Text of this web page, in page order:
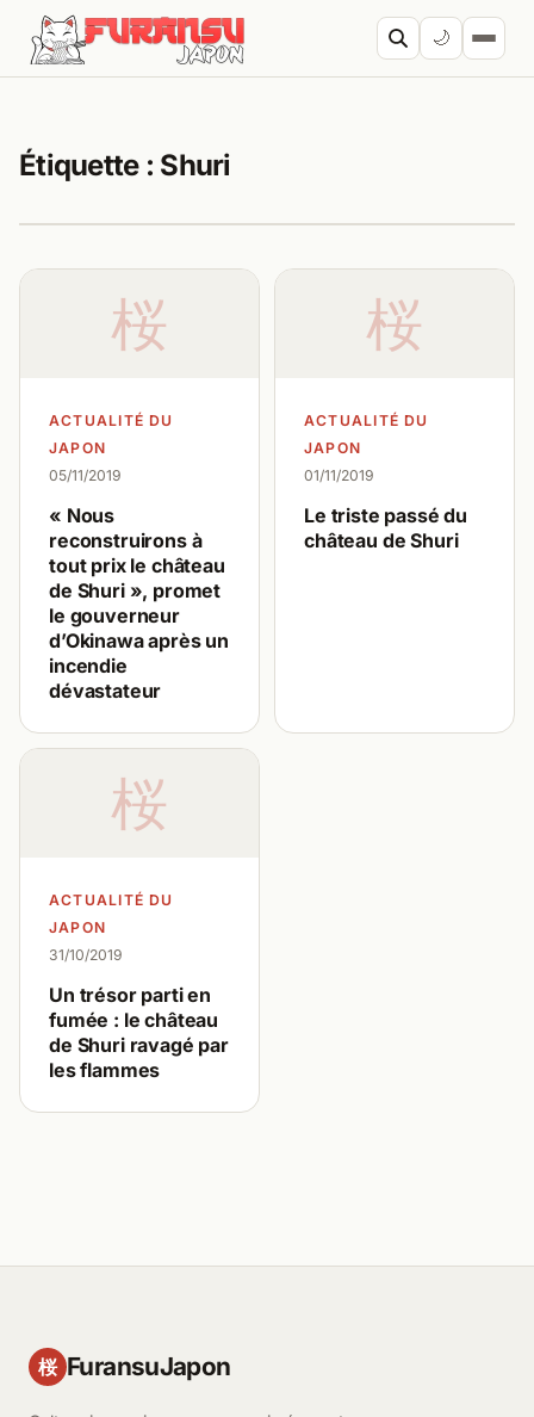
Aller au contenu
🌙
Étiquette : Shuri
桜
ACTUALITÉ DU
JAPON
05/11/2019
« Nous
reconstruirons à
tout prix le château
de Shuri », promet
le gouverneur
d’Okinawa après un
incendie
dévastateur
桜
ACTUALITÉ DU
JAPON
01/11/2019
Le triste passé du
château de Shuri
桜
ACTUALITÉ DU
JAPON
31/10/2019
Un trésor parti en
fumée : le château
de Shuri ravagé par
les flammes
桜 FuransuJapon